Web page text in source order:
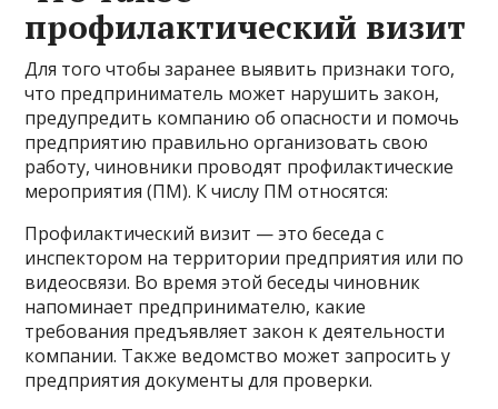
профилактический визит
Для того чтобы заранее выявить признаки того,
что предприниматель может нарушить закон,
предупредить компанию об опасности и помочь
предприятию правильно организовать свою
работу, чиновники проводят профилактические
мероприятия (ПМ). К числу ПМ относятся:
Профилактический визит — это беседа с
инспектором на территории предприятия или по
видеосвязи. Во время этой беседы чиновник
напоминает предпринимателю, какие
требования предъявляет закон к деятельности
компании. Также ведомство может запросить у
предприятия документы для проверки.